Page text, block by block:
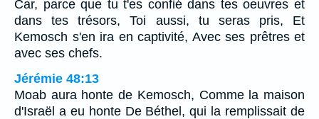
Car, parce que tu t'es confié dans tes oeuvres et
dans tes trésors, Toi aussi, tu seras pris, Et
Kemosch s'en ira en captivité, Avec ses prêtres et
avec ses chefs.
Jérémie 48:13
Moab aura honte de Kemosch, Comme la maison
d'Israël a eu honte De Béthel, qui la remplissait de